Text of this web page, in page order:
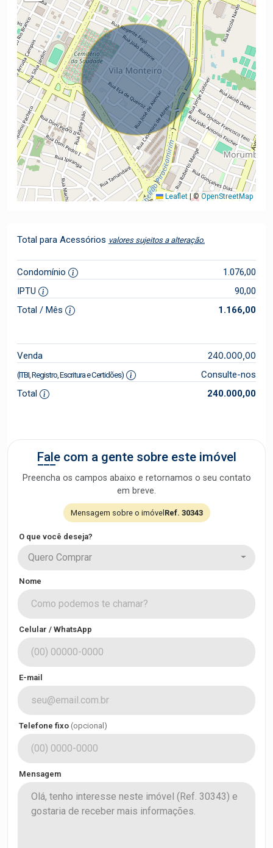
Leaflet | ©OpenStreetMap
Total para Acessórios valores sujeitos a alteração.
Condomínio
1.076,00
IPTU
90,00
Total / Mês
1.166,00
Venda 240.000,00
(ITBI, Registro, Escritura e Certidões)
Consulte-nos
Total
240.000,00
Fale com a gente sobre este imóvel
Preencha os campos abaixo e retornamos o seu contato
em breve.
Mensagem sobre o imóvelRef. 30343
O que você deseja?
Quero Comprar
Nome
Celular / WhatsApp
E-mail
Telefone fixo (opcional)
Mensagem